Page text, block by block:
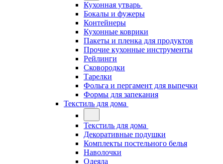
Кухонная утварь
Бокалы и фужеры
Контейнеры
Кухонные коврики
Пакеты и пленка для продуктов
Прочие кухонные инструменты
Рейлинги
Сковородки
Тарелки
Фольга и пергамент для выпечки
Формы для запекания
Текстиль для дома
Текстиль для дома
Декоративные подушки
Комплекты постельного белья
Наволочки
Одеяла